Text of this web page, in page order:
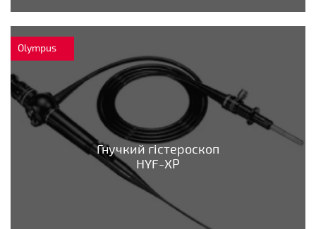
Olympus
Гнучкий гістероскоп
HYF-XP